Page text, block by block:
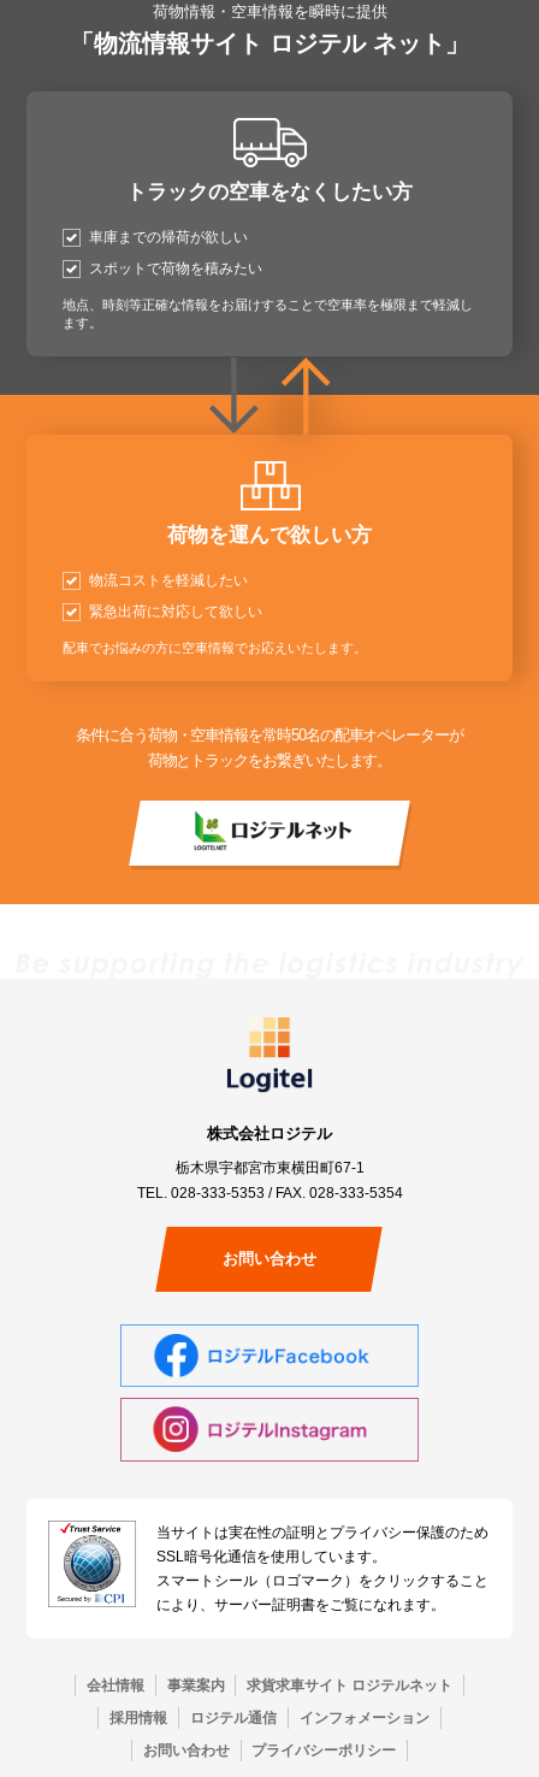
荷物情報・空車情報を瞬時に提供
「物流情報サイト ロジテル ネット」
トラックの空車をなくしたい方
車庫までの帰荷が欲しい
スポットで荷物を積みたい
地点、時刻等正確な情報をお届けすることで空車率を極限まで軽減し
ます。
荷物を運んで欲しい方
物流コストを軽減したい
緊急出荷に対応して欲しい
配車でお悩みの方に空車情報でお応えいたします。
条件に合う荷物・空車情報を常時50名の配車オペレーターが
荷物とトラックをお繋ぎいたします。
株式会社ロジテル
栃木県宇都宮市東横田町67-1
TEL. 028-333-5353 / FAX. 028-333-5354
お問い合わせ
当サイトは実在性の証明とプライバシー保護のため
SSL暗号化通信を使用しています。
スマートシール（ロゴマーク）をクリックすること
により、サーバー証明書をご覧になれます。
会社情報 事業案内 求貨求車サイト ロジテルネット
採用情報 ロジテル通信 インフォメーション
お問い合わせ プライバシーポリシー